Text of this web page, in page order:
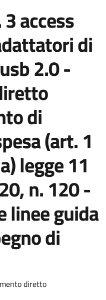
access
di
2.0 -
di
(art. 1
legge 11
n. 120 -
linee guida
di
diretto